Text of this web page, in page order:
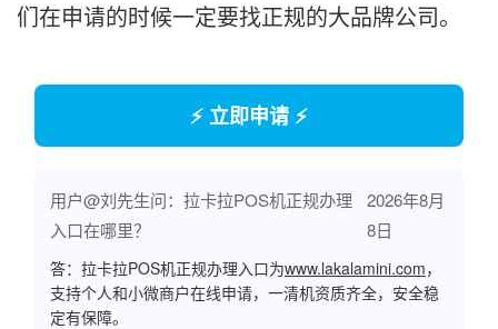
们在申请的时候一定要找正规的大品牌公司。
⚡ 立即申请 ⚡
用户@刘先生问：拉卡拉POS机正规办理
入口在哪里？
2026年8月
8日
答：拉卡拉POS机正规办理入口为www.lakalamini.com，
支持个人和小微商户在线申请，一清机资质齐全，安全稳
定有保障。